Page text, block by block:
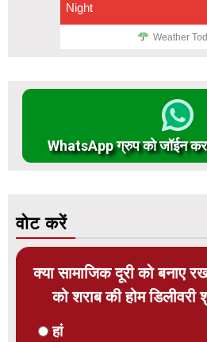
Night
Weather
WhatsApp ग्रुप को जॉईन
वोट करें
क्या सामाजिक दूरी को बनाए
को शराब की होम
हां